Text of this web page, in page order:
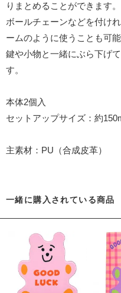
りまとめることができます。
ボールチェーンなどを付け
ームのように使うことも可能
鍵や小物と一緒にぶら下げ
す。
本体2個入
セットアップサイズ：約
主素材：PU（合成皮革）
一緒に購入されている商品